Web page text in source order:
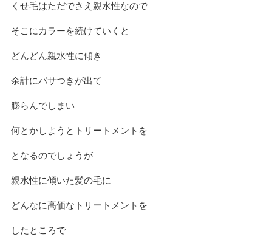
くせ毛はただでさえ親水性なので
そこにカラーを続けていくと
どんどん親水性に傾き
余計にパサつきが出て
膨らんでしまい
何とかしようとトリートメントを
となるのでしょうが
親水性に傾いた髪の毛に
どんなに高価なトリートメントを
したところで